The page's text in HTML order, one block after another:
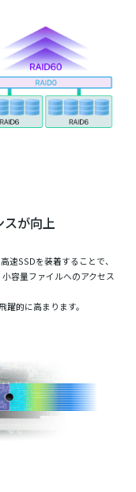
スが向上
速SSDを装着することで、
容量ファイルへのアクセス
的に高まります。